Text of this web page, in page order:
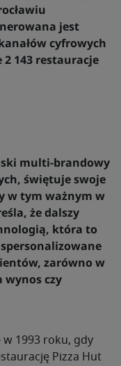
jest
cyfrowych
143 restauracje
multi-brandowy
świętuje swoje
w tym ważnym w
że dalszy
która to
spersonalizowane
zarówno w
wynos czy
w 1993 roku, gdy
Pizza Hut